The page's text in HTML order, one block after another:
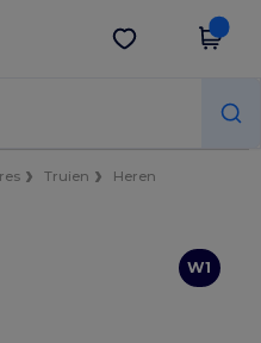
Download app
Truien
Heren
W1